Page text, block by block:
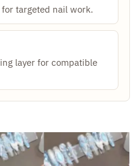
targeted nail work.
layer for compatible